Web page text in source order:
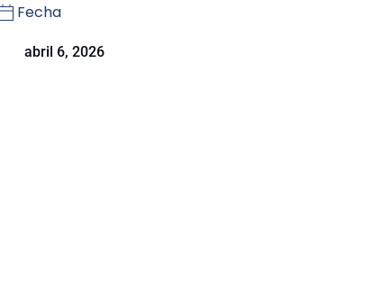
Fecha
abril 6, 2026